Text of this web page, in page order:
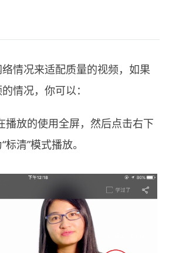
情况来适配质量的视频，如果
情况，你可以：
放的使用全屏，然后点击右下
清”模式播放。